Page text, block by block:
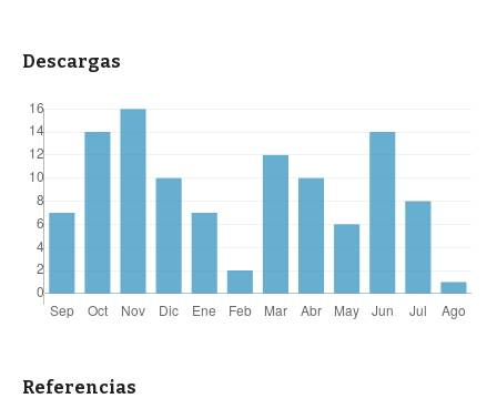
Descargas
Referencias